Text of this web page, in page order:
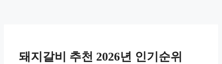
돼지갈비 추천 2026년 인기순위